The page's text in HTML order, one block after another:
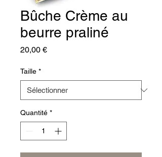
Bûche Crème au
beurre praliné
20,00 €Prix
Taille *
Quantité *